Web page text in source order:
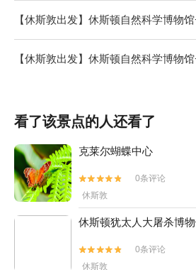
【休斯敦出发】休斯顿自然科学博物
【休斯敦出发】休斯顿自然科学博物
看了该景点的人还看了
克莱尔蝴蝶中心


0条评论
休斯敦
休斯顿犹太人大屠杀博


0条评论
休斯敦